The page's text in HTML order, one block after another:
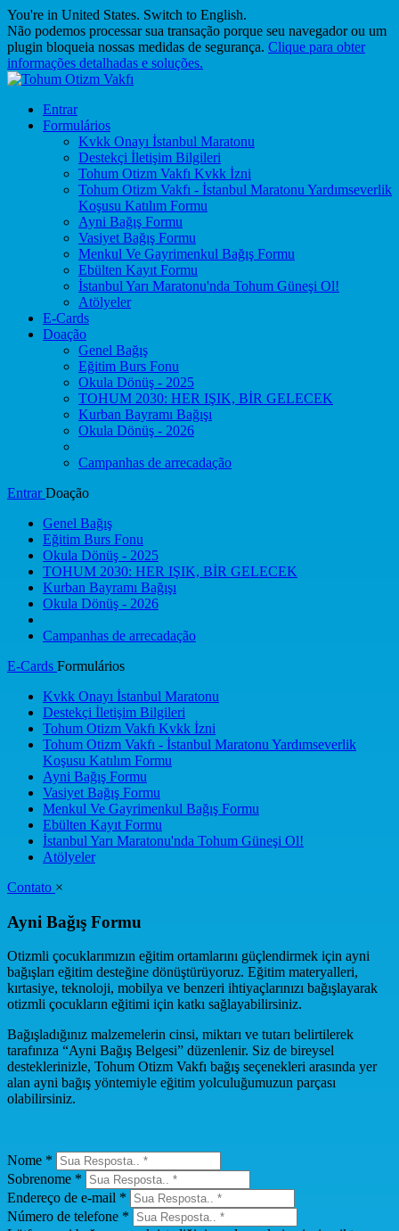
You're in United States. Switch to English.
Não podemos processar sua transação porque seu navegador ou um
plugin bloqueia nossas medidas de segurança. Clique para obter
informações detalhadas e soluções.
Entrar
Formulários
Kvkk Onayı İstanbul Maratonu
Destekçi İletişim Bilgileri
Tohum Otizm Vakfı Kvkk İzni
Tohum Otizm Vakfı - İstanbul Maratonu Yardımseverlik
Koşusu Katılım Formu
Ayni Bağış Formu
Vasiyet Bağış Formu
Menkul Ve Gayrimenkul Bağış Formu
Ebülten Kayıt Formu
İstanbul Yarı Maratonu'nda Tohum Güneşi Ol!
Atölyeler
E-Cards
Doação
Genel Bağış
Eğitim Burs Fonu
Okula Dönüş - 2025
TOHUM 2030: HER IŞIK, BİR GELECEK
Kurban Bayramı Bağışı
Okula Dönüş - 2026
Campanhas de arrecadação
EntrarDoação
Genel Bağış
Eğitim Burs Fonu
Okula Dönüş - 2025
TOHUM 2030: HER IŞIK, BİR GELECEK
Kurban Bayramı Bağışı
Okula Dönüş - 2026
Campanhas de arrecadação
E-Cards Formulários
Kvkk Onayı İstanbul Maratonu
Destekçi İletişim Bilgileri
Tohum Otizm Vakfı Kvkk İzni
Tohum Otizm Vakfı - İstanbul Maratonu Yardımseverlik
Koşusu Katılım Formu
Ayni Bağış Formu
Vasiyet Bağış Formu
Menkul Ve Gayrimenkul Bağış Formu
Ebülten Kayıt Formu
İstanbul Yarı Maratonu'nda Tohum Güneşi Ol!
Atölyeler
Contato ×
Ayni Bağış Formu
Otizmli çocuklarımızın eğitim ortamlarını güçlendirmek için ayni
bağışları eğitim desteğine dönüştürüyoruz. Eğitim materyalleri,
kırtasiye, teknoloji, mobilya ve benzeri ihtiyaçlarınızı bağışlayarak
otizmli çocukların eğitimi için katkı sağlayabilirsiniz.
Bağışladığınız malzemelerin cinsi, miktarı ve tutarı belirtilerek
tarafınıza “Ayni Bağış Belgesi” düzenlenir. Siz de bireysel
desteklerinizle, Tohum Otizm Vakfı bağış seçenekleri arasında yer
alan ayni bağış yöntemiyle eğitim yolculuğumuzun parçası
olabilirsiniz.
Nome *
Sobrenome *
Endereço de e-mail *
Número de telefone *